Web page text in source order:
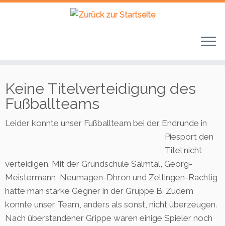
Inhalt
springen
Keine Titelverteidigung des
Fußballteams
Leider konnte unser Fußballteam bei der Endrunde in
Piesport den
Titel nicht
verteidigen. Mit der Grundschule Salmtal, Georg-
Meistermann, Neumagen-Dhron und Zeltingen-Rachtig
hatte man starke Gegner in der Gruppe B. Zudem
konnte unser Team, anders als sonst, nicht überzeugen.
Nach überstandener Grippe waren einige Spieler noch